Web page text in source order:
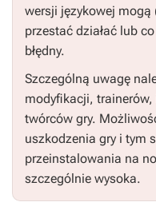
wersji językowej
przestać działać lub
błędny.
Szczególną uwagę
modyfikacji,
twórców gry.
uszkodzenia gry i tym
przeinstalowania na
szczególnie wysoka.